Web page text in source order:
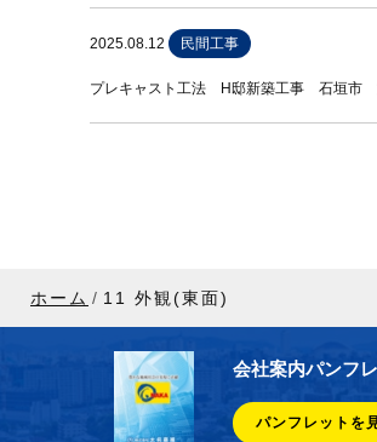
2025.08.12 民間工事
プレキャスト工法 H邸新築工事 石垣市
ホーム 11 外観(東面)
会社案内パンフ
パンフレットを